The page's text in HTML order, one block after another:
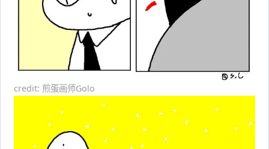
credit: 煎蛋画师Golo